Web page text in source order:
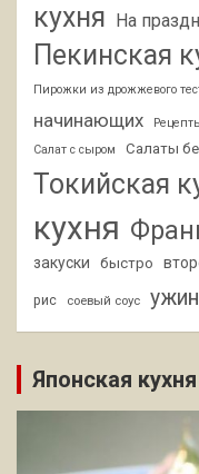
кухня
На
Пекинская
Пирожки из дрожжевого
начинающих
Салат с сыром Салаты
Токийская
кухня
закуски
быстро
рис соевый соус ужин
Японская кухня